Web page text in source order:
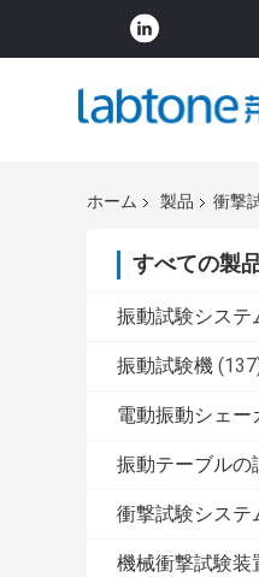
ホーム 製品 衝撃
すべての製
振動試験システ
振動試験機
電動振動シェー
振動テーブルの
衝撃試験システ
機械衝撃試験装